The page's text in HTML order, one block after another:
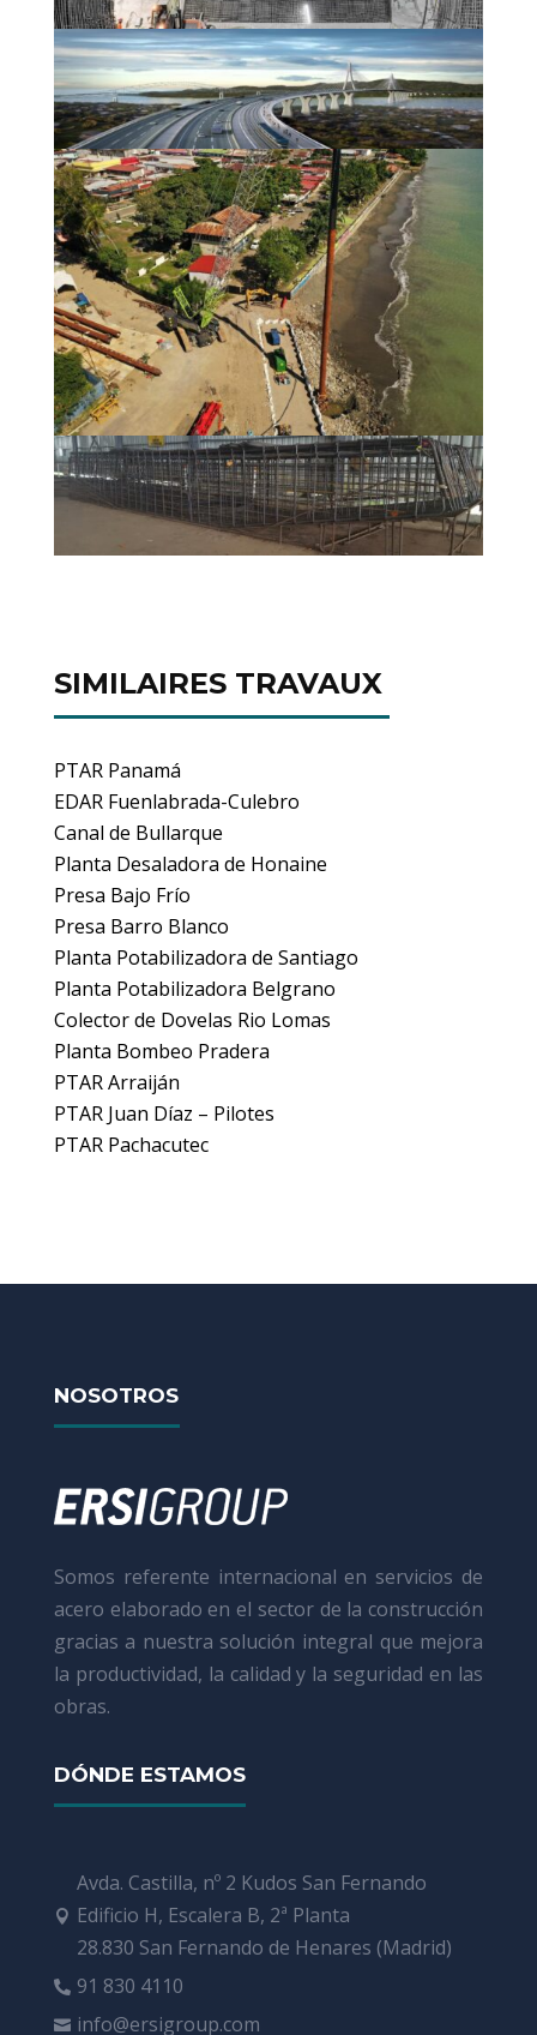
SIMILAIRES TRAVAUX
PTAR Panamá
EDAR Fuenlabrada-Culebro
Canal de Bullarque
Planta Desaladora de Honaine
Presa Bajo Frío
Presa Barro Blanco
Planta Potabilizadora de Santiago
Planta Potabilizadora Belgrano
Colector de Dovelas Rio Lomas
Planta Bombeo Pradera
PTAR Arraiján
PTAR Juan Díaz – Pilotes
PTAR Pachacutec
NOSOTROS
Somos referente internacional en servicios de
acero elaborado en el sector de la construcción
gracias a nuestra solución integral que mejora
la productividad, la calidad y la seguridad en las
obras.
DÓNDE ESTAMOS

Avda. Castilla, nº 2 Kudos San Fernando
Edificio H, Escalera B, 2ª Planta
28.830 San Fernando de Henares (Madrid)
 91 830 4110
 info@ersigroup.com